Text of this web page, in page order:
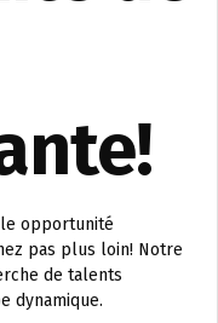
opportunité
pas plus loin! Notre
de talents
dynamique.